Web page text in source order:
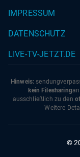
IMPRESSUM
DATENSCHUTZ
LIVE-TV-JETZT.DE
Hinweis:
kein Filesharing
ausschließlich zu den
Weitere
©